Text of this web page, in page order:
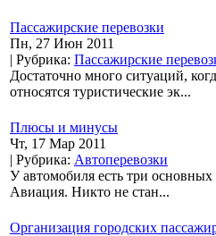
Пассажирские перевозки
Пн, 27 Июн 2011
| Рубрика: Пассажирские
Достаточно много ситуаций,
относятся туристические эк...
Плюсы и минусы
Чт, 17 Мар 2011
| Рубрика: Автоперевозки
У автомобиля есть три
Авиация. Никто не стан...
Организация городских